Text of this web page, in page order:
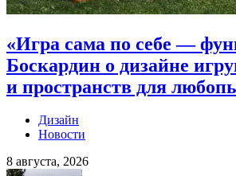
«Игра сама по себе —
Боскардин о дизайне
и пространств для
Дизайн
Новости
8 августа, 2026